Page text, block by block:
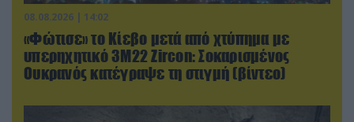
08.08.2026 | 14:02
«Φώτισε» το Κίεβο μετά από χτύπημα με
υπερηχητικό 3M22 Zircon: Σοκαρισμένος
Ουκρανός κατέγραψε τη στιγμή (βίντεο)